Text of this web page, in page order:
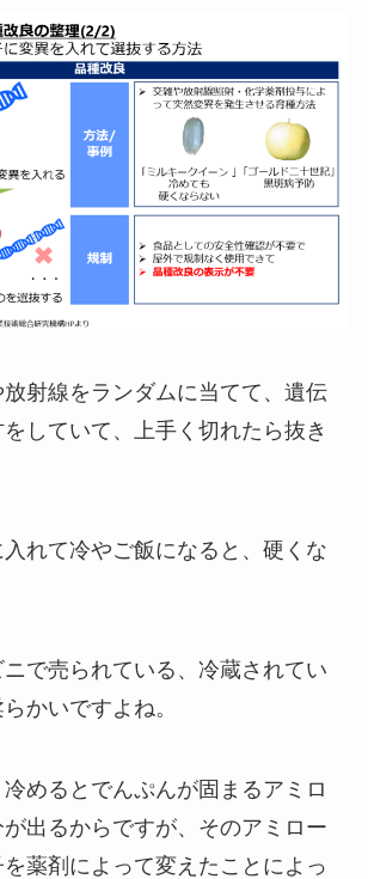
射線をランダムに当てて、遺伝
していて、上手く切れたら抜き
れて冷やご飯になると、硬くな
で売られている、冷蔵されてい
かいですよね。
めるとでんぷんが固まるアミロ
出るからですが、そのアミロー
薬剤によって変えたことによっ